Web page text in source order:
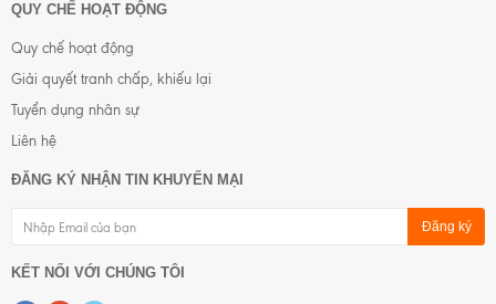
QUY CHẾ HOẠT ĐỘNG
Quy chế hoạt động
Giải quyết tranh chấp, khiếu lại
Tuyển dụng nhân sự
Liên hệ
ĐĂNG KÝ NHẬN TIN KHUYẾN MẠI
Đăng ký
KẾT NỐI VỚI CHÚNG TÔI